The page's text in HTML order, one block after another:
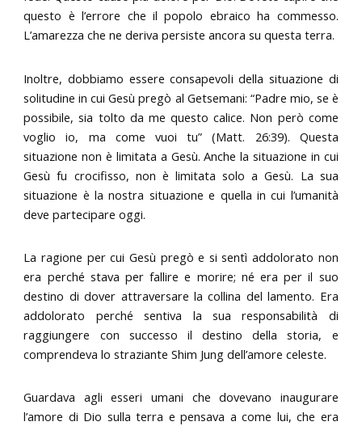
questo è l’errore che il popolo ebraico ha commesso.
L’amarezza che ne deriva persiste ancora su questa terra.
Inoltre, dobbiamo essere consapevoli della situazione di
solitudine in cui Gesù pregò al Getsemani: “Padre mio, se è
possibile, sia tolto da me questo calice. Non però come
voglio io, ma come vuoi tu” (Matt. 26:39). Questa
situazione non è limitata a Gesù. Anche la situazione in cui
Gesù fu crocifisso, non è limitata solo a Gesù. La sua
situazione è la nostra situazione e quella in cui l’umanità
deve partecipare oggi.
La ragione per cui Gesù pregò e si sentì addolorato non
era perché stava per fallire e morire; né era per il suo
destino di dover attraversare la collina del lamento. Era
addolorato perché sentiva la sua responsabilità di
raggiungere con successo il destino della storia, e
comprendeva lo straziante Shim Jung dell’amore celeste.
Guardava agli esseri umani che dovevano inaugurare
l’amore di Dio sulla terra e pensava a come lui, che era